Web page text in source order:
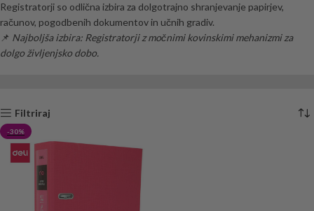
Registratorji so odlična izbira za dolgotrajno shranjevanje papirjev,
računov, pogodbenih dokumentov in učnih gradiv.
📌 Najboljša izbira: Registratorji z močnimi kovinskimi mehanizmi za
dolgo življenjsko dobo.
Filtriraj
-30%